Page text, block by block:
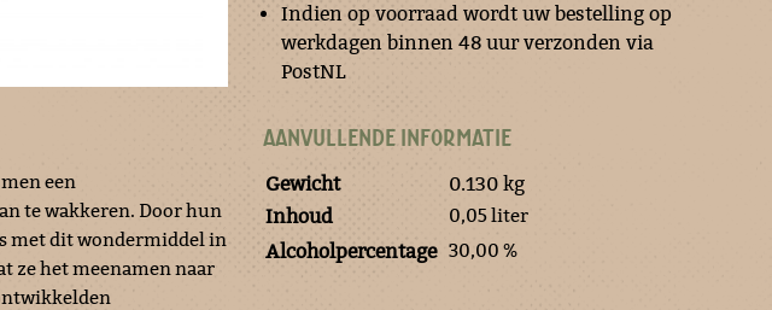
Indien op voorraad wordt uw bestelling op
werkdagen binnen 48 uur verzonden via
PostNL
een
te wakkeren. Door hun
met dit wondermiddel in
ze het meenamen naar
AANVULLENDE INFORMATIE
Gewicht
0.130 kg
Inhoud
0,05 liter
Alcoholpercentage 30,00 %